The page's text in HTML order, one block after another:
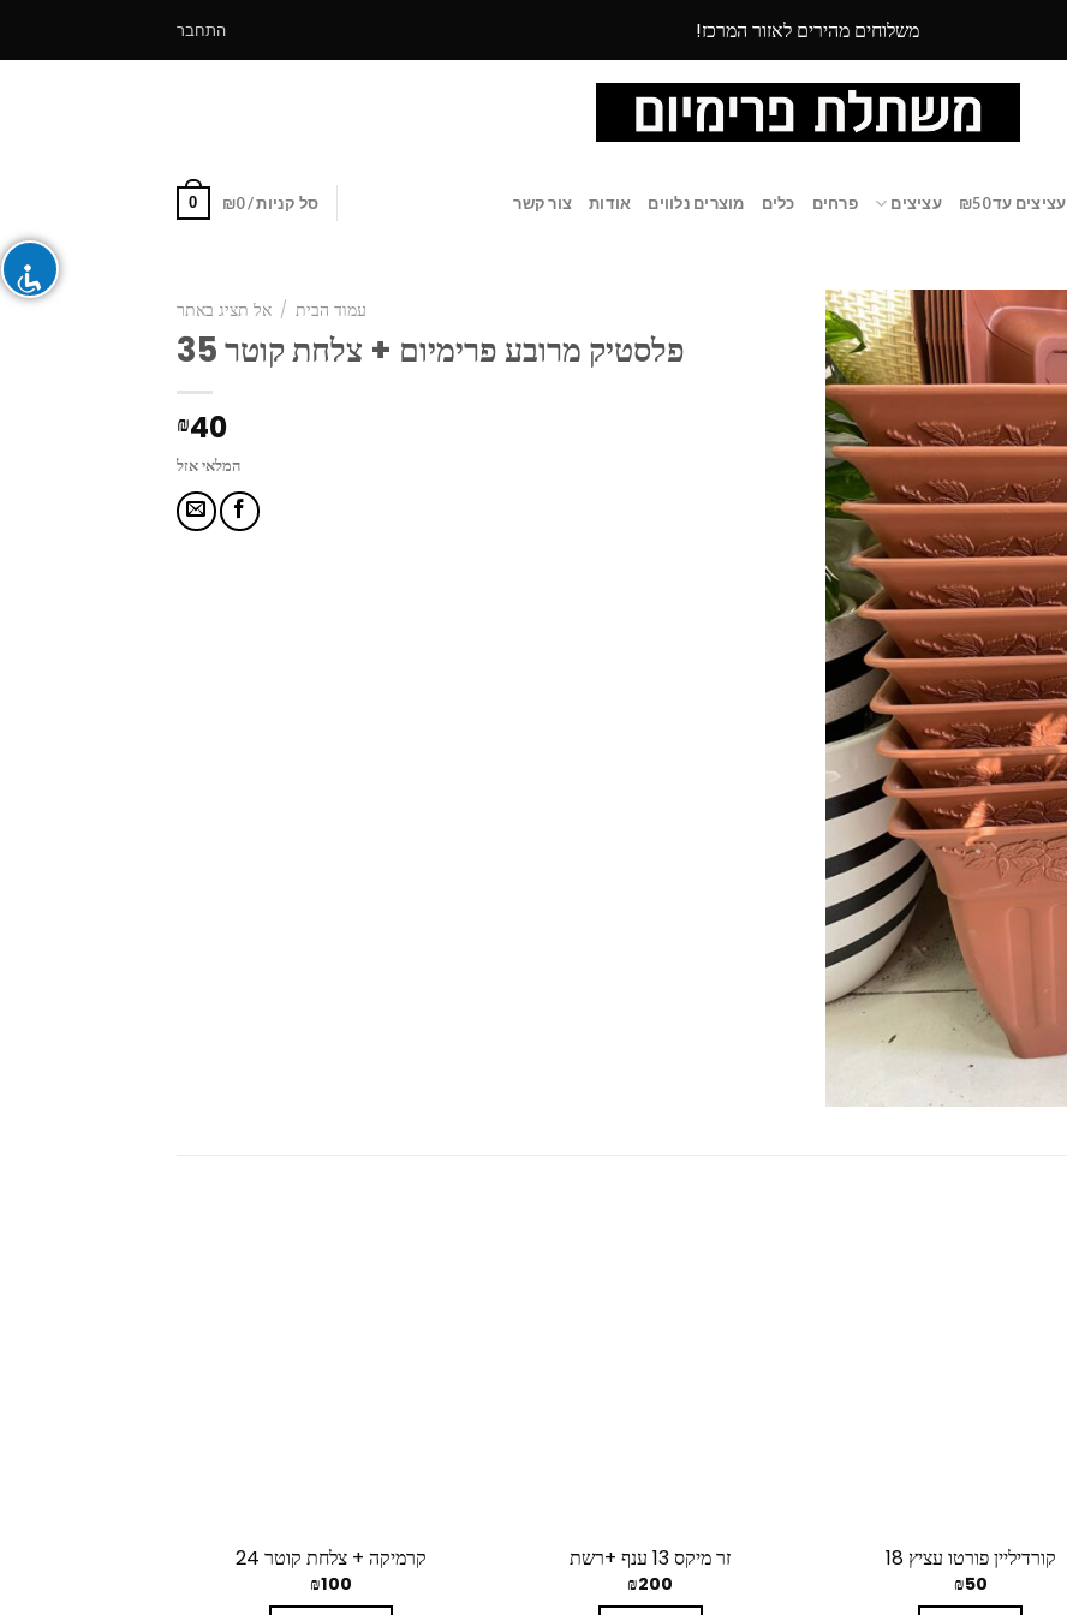
משלוחים מהירים לאזור המרכז! התחבר
עציצים עד ₪50 עציצים פרחים כלים מוצרים נלווים אודות צור קשר סל קניות / ₪0
0
עמוד הבית / אל תציג באתר
פלסטיק מרובע פרימיום + צלחת קוטר 35
₪40
המלאי אזל
קורדיליין פורטו עציץ 18
₪50
זר מיקס 13 ענף +רשת
₪200
קרמיקה + צלחת קוטר 24
₪100